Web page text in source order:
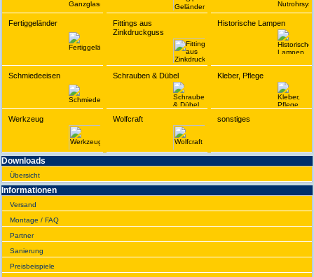
Fertiggeländer
Fittings aus
Zinkdruckguss
Historische Lampen
Schmiedeeisen Schrauben & Dübel Kleber, Pflege
Werkzeug Wolfcraft sonstiges
Downloads
Übersicht
Infor­ma­tionen
Versand
Montage / FAQ
Partner
Sanie­rung
Preis­beispiele